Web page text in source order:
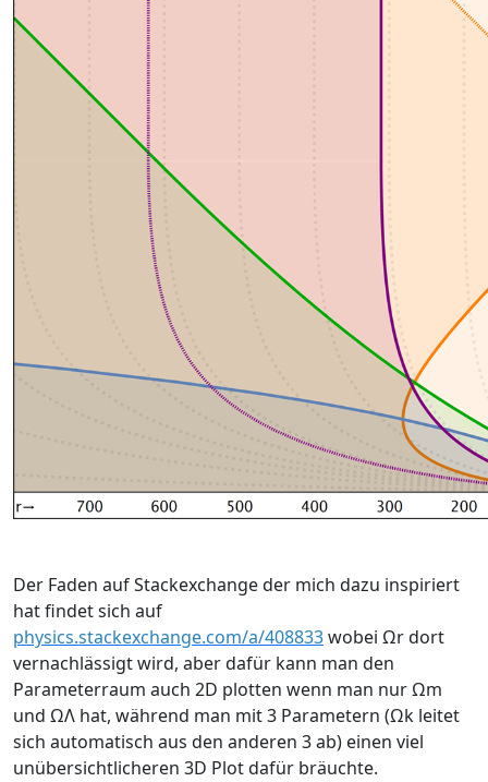
Der Faden auf Stackexchange der mich dazu inspiriert
hat findet sich auf
physics.stackexchange.com/a/408833wobei Ωr dort
vernachlässigt wird, aber dafür kann man den
Parameterraum auch 2D plotten wenn man nur Ωm
und ΩΛ hat, während man mit 3 Parametern (Ωk leitet
sich automatisch aus den anderen 3 ab) einen viel
unübersichtlicheren 3D Plot dafür bräuchte.